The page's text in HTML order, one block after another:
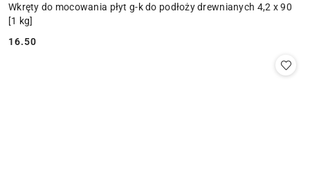
Wkręty do mocowania płyt g-k do podłoży drewnianych 4,2 x 90
[1 kg]
Cena:
16.50